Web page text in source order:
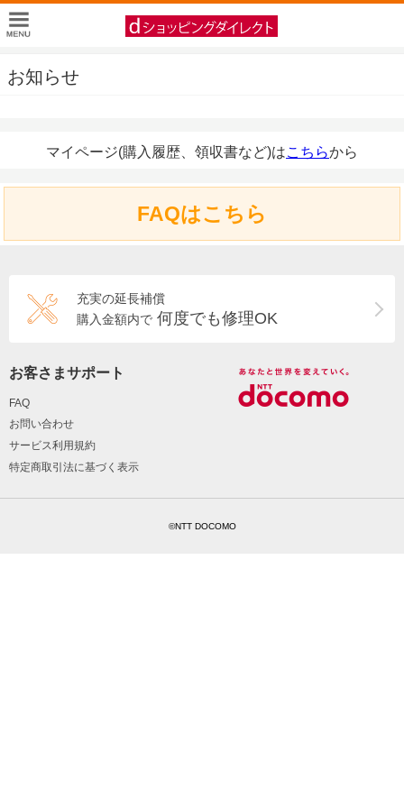
お知らせ
マイページ(購入履歴、領収書など)はこちらから
FAQはこちら
充実の延長補償
購入金額内で 何度でも修理OK
お客さまサポート
FAQ
お問い合わせ
サービス利用規約
特定商取引法に基づく表示
©NTT DOCOMO